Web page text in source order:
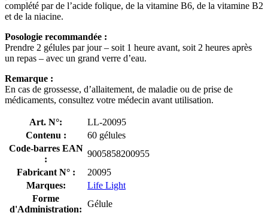
complété par de l’acide folique, de la vitamine B6, de la vitamine B2
et de la niacine.
Posologie recommandée :
Prendre 2 gélules par jour – soit 1 heure avant, soit 2 heures après
un repas – avec un grand verre d’eau.
Remarque :
En cas de grossesse, d’allaitement, de maladie ou de prise de
médicaments, consultez votre médecin avant utilisation.
Art. N°:
LL-20095
Contenu :
60 gélules
Code-barres EAN
:
9005858200955
Fabricant N° :
20095
Marques:
Life Light
Forme
d'Administration:
Gélule